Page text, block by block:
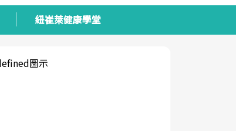
紐崔萊健康學堂